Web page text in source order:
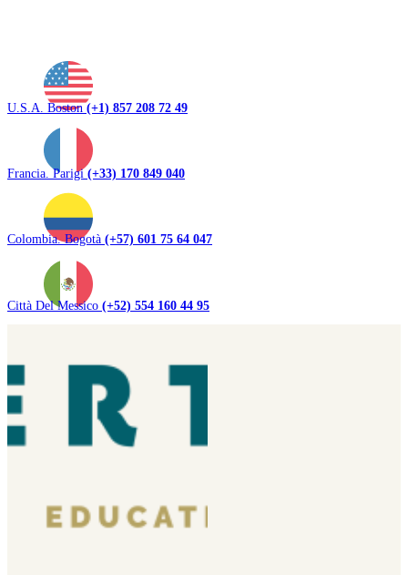
U.S.A. Boston(+1) 857 208 72 49
Francia. Parigi(+33) 170 849 040
Colombia. Bogotà (+57) 601 75 64 047
Città Del Messico (+52) 554 160 44 95